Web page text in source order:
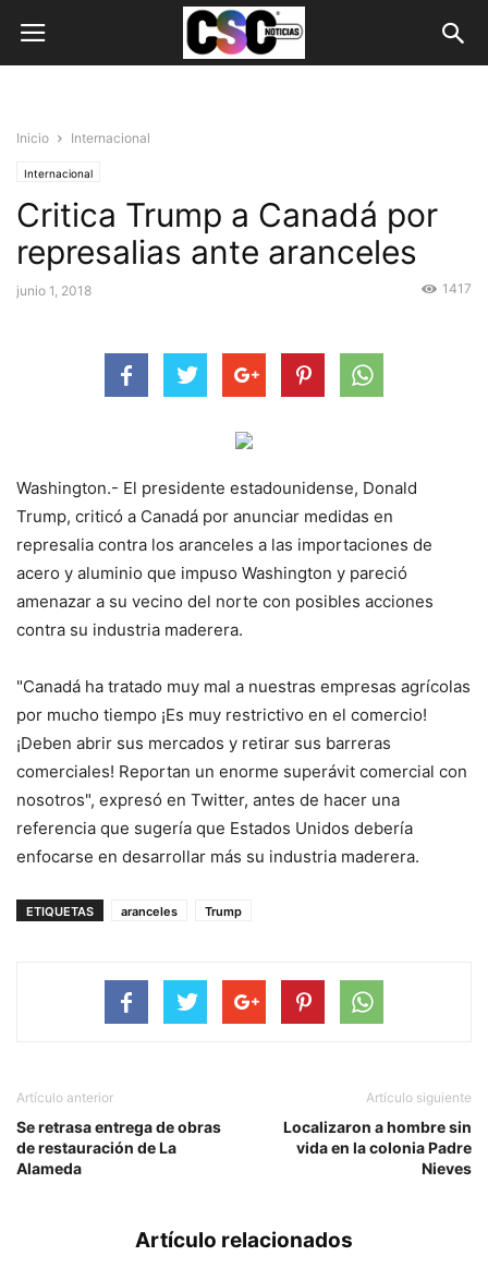
Inicio Internacional
Internacional
Critica Trump a Canadá por
represalias ante aranceles
junio 1, 2018 1417
Washington.- El presidente estadounidense, Donald
Trump, criticó a Canadá por anunciar medidas en
represalia contra los aranceles a las importaciones de
acero y aluminio que impuso Washington y pareció
amenazar a su vecino del norte con posibles acciones
contra su industria maderera.
"Canadá ha tratado muy mal a nuestras empresas agrícolas
por mucho tiempo ¡Es muy restrictivo en el comercio!
¡Deben abrir sus mercados y retirar sus barreras
comerciales! Reportan un enorme superávit comercial con
nosotros", expresó en Twitter, antes de hacer una
referencia que sugería que Estados Unidos debería
enfocarse en desarrollar más su industria maderera.
ETIQUETAS aranceles Trump
Artículo anterior
Se retrasa entrega de obras
de restauración de La
Alameda
Artículo siguiente
Localizaron a hombre sin
vida en la colonia Padre
Nieves
Artículo relacionados